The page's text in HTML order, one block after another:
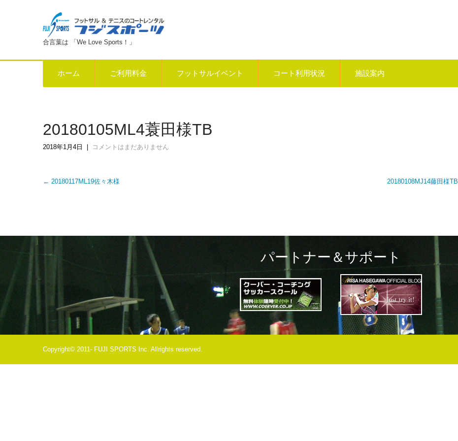
合言葉は 「We Love Sports！」
ホーム ご利用料金 フットサルイベント コート利用状況 施設案内
20180105ML4蓑田様TB
2018年1月4日 コメントはまだありません
Post
← 20180117ML19佐々木様 20180108MJ14藤田様TB
パートナー＆サポート
Copyright© 2011- FUJI SPORTS Inc. Allrights reserved.